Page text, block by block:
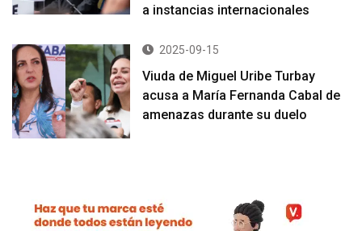
a instancias internacionales
2025-09-15
Viuda de Miguel Uribe Turbay
acusa a María Fernanda Cabal de
amenazas durante su duelo